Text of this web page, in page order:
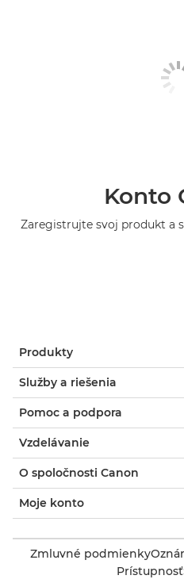
Konto
Zaregistrujte svoj produkt a
Produkty
Služby a riešenia
Pomoc a podpora
Vzdelávanie
O spoločnosti Canon
Moje konto
Zmluvné podmienky
Prístupnosť